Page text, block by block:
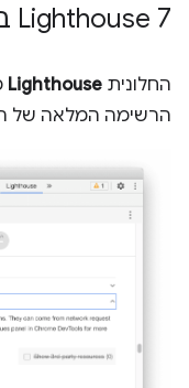
‫Lighthouse 7 בחלונית Lighthouse
החלונית Lighthouse
הרשימה המלאה של